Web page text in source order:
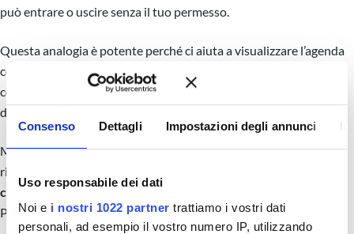
Consenso Dettagli Impostazioni degli annunci
Uso responsabile dei dati
Noi e i nostri 1022 partner trattiamo i vostri dati
personali, ad esempio il vostro numero IP, utilizzando
può entrare o uscire senza il tuo permesso.
Questa analogia è potente perché ci aiuta a visualizzare l’agenda
come uno spazio protetto, inviolabile, dove possiamo
concentrarci sulle attività essenziali senza essere disturbati da
distrazioni o interruzioni.
Ma come trasformare questa metafora in realtà pratica? La
risposta sta nella
categorizzazione delle azioniall’interno della nostra agenda.
Possiamo suddividere le attività in tre categorie principali: